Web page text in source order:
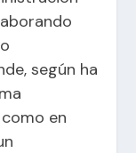
según ha
en